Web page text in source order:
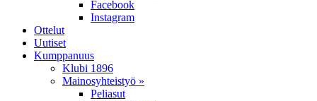
Facebook
Instagram
Ottelut
Uutiset
Kumppanuus
Klubi 1896
Mainosyhteistyö »
Peliasut